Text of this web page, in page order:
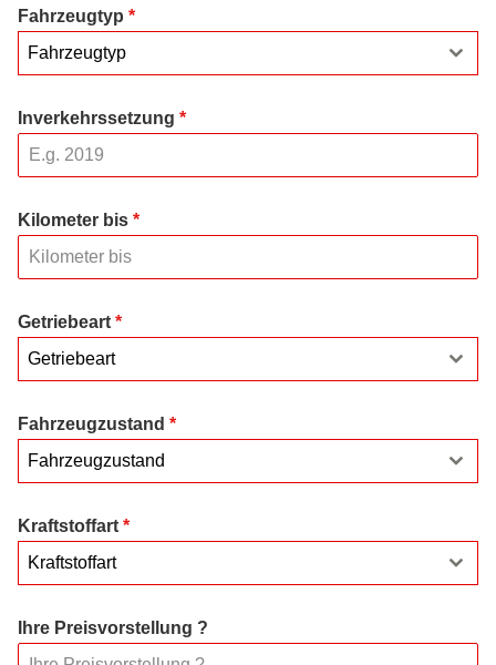
Fahrzeugtyp *
Fahrzeugtyp
Inverkehrssetzung *
Kilometer bis *
Getriebeart *
Getriebeart
Fahrzeugzustand *
Fahrzeugzustand
Kraftstoffart *
Kraftstoffart
Ihre Preisvorstellung ?